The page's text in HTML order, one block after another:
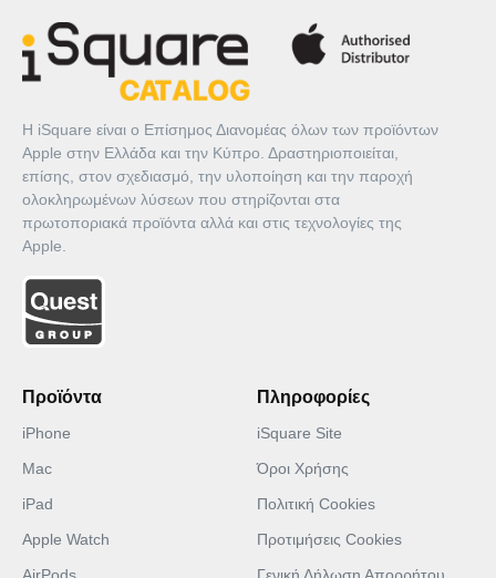
Η iSquare είναι ο Επίσημος Διανομέας όλων των προϊόντων
Apple στην Ελλάδα και την Κύπρο. Δραστηριοποιείται,
επίσης, στον σχεδιασμό, την υλοποίηση και την παροχή
ολοκληρωμένων λύσεων που στηρίζονται στα
πρωτοποριακά προϊόντα αλλά και στις τεχνολογίες της
Apple.
Προϊόντα
iPhone
Mac
iPad
Apple Watch
AirPods
Πληροφορίες
iSquare Site
Όροι Χρήσης
Πολιτική Cookies
Προτιμήσεις Cookies
Γενική Δήλωση Απορρήτου